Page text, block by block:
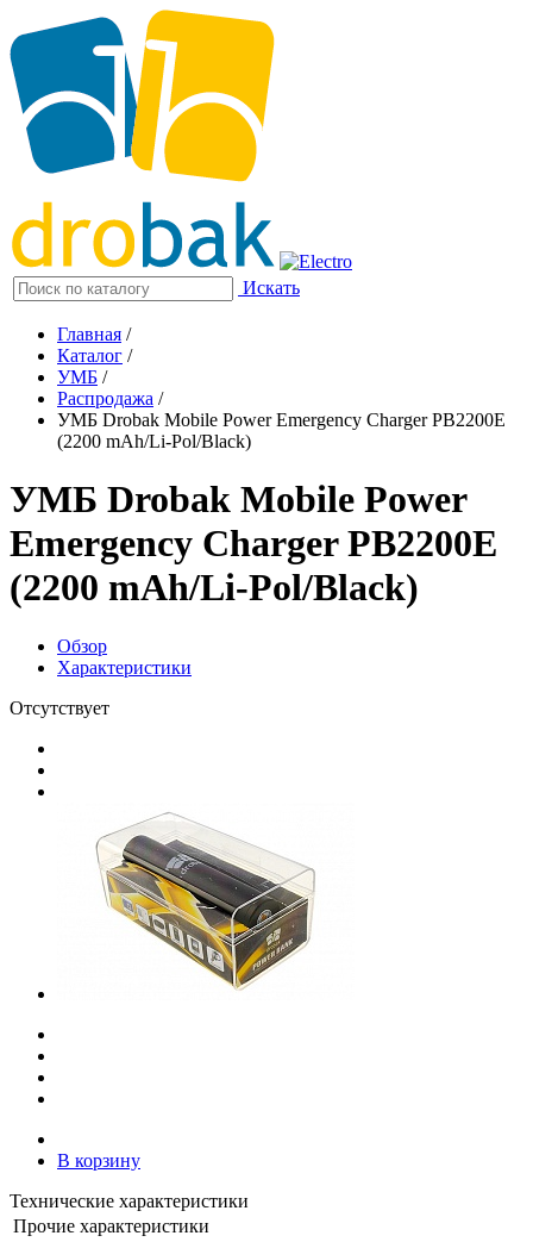
Искать
Главная /
Каталог /
УМБ /
Распродажа /
УМБ Drobak Mobile Power Emergency Charger PB2200E
(2200 mAh/Li-Pol/Black)
УМБ Drobak Mobile Power
Emergency Charger PB2200E
(2200 mAh/Li-Pol/Black)
Обзор
Характеристики
Отсутствует
В корзину
Технические характеристики
Прочие характеристики